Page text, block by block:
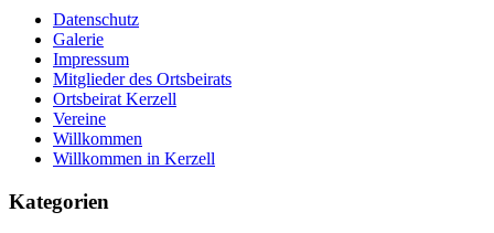
Datenschutz
Galerie
Impressum
Mitglieder des Ortsbeirats
Ortsbeirat Kerzell
Vereine
Willkommen
Willkommen in Kerzell
Kategorien